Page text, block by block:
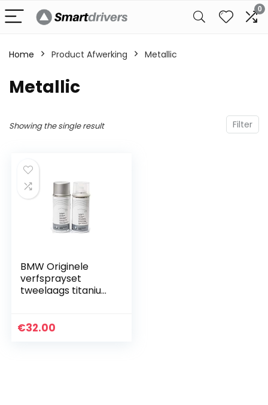
0
Home Product Afwerking ‎Metallic
‎Metallic
Filter
Showing the single result
BMW Originele
verfsprayset
tweelaags titanium
€32.00